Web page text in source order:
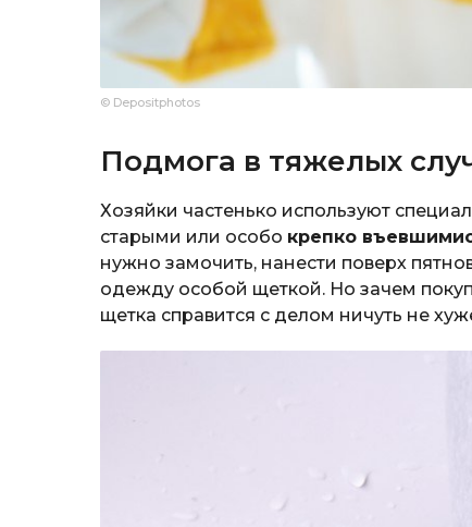
© Depositphotos
Подмога в тяжелых
Хозяйки частенько используют
старыми или особо крепко
нужно замочить, нанести поверх
одежду особой щеткой. Но зачем
щетка справится с делом ничуть не